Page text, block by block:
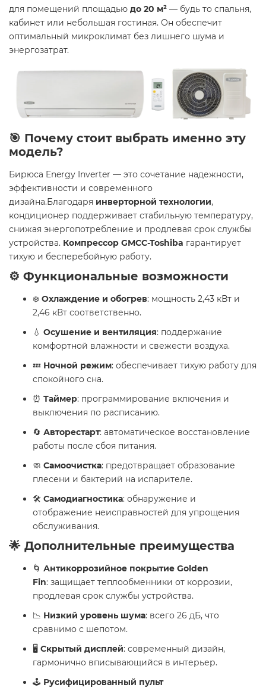
для помещений площадью до 20 м² — будь то спальня,
кабинет или небольшая гостиная. Он обеспечит
оптимальный микроклимат без лишнего шума и
энергозатрат.
🎯 Почему стоит выбрать именно эту
модель?
Бирюса Energy Inverter — это сочетание надежности,
эффективности и современного
дизайна.Благодаря инверторной технологии,
кондиционер поддерживает стабильную температуру,
снижая энергопотребление и продлевая срок службы
устройства. Компрессор GMCC-Toshiba гарантирует
тихую и бесперебойную работу.
⚙️ Функциональные возможности
❄️ Охлаждение и обогрев: мощность 2,43 кВт и
2,46 кВт соответственно.
💧 Осушение и вентиляция: поддержание
комфортной влажности и свежести воздуха.
💤 Ночной режим: обеспечивает тихую работу для
спокойного сна.
⏰ Таймер: программирование включения и
выключения по расписанию.
🔄 Авторестарт: автоматическое восстановление
работы после сбоя питания.
🧼 Самоочистка: предотвращает образование
плесени и бактерий на испарителе.
🛠️ Самодиагностика: обнаружение и
отображение неисправностей для упрощения
обслуживания.
🌟 Дополнительные преимущества
🌀 Антикоррозийное покрытие Golden
Fin: защищает теплообменники от коррозии,
продлевая срок службы устройства.
📉 Низкий уровень шума: всего 26 дБ, что
сравнимо с шепотом.
🖥️ Скрытый дисплей: современный дизайн,
гармонично вписывающийся в интерьер.
🕹️ Русифицированный пульт